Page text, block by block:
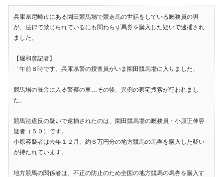
兵庫県尼崎市にある園田競馬場で競走馬の世話をしている厩務員の男
が、法律で禁じられているにも関わらず馬券を購入した疑いで逮捕され
ました。
【堀和彦記者】
「午前８時です。兵庫県警の捜査員がいま園田競馬場に入りました」
競馬場の厩舎に入る警察の車…その後、異例の家宅捜索が行われまし
た。
競馬法違反の疑いで逮捕されたのは、園田競馬場の厩務員・小原正伸容
疑者（５０）です。
小原容疑者は去年１２月、約６万円分の地方競馬の馬券を購入した疑い
が持たれています。
地方競馬の関係者は、不正の防止のため全国の地方競馬の馬券を購入す